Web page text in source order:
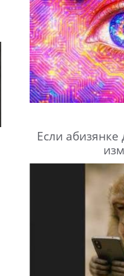
Если